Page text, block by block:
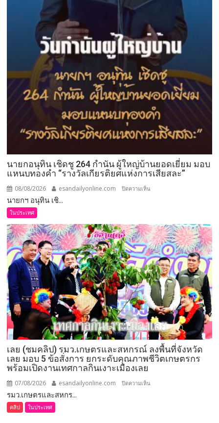
เรื่อง
ราว
อัต
ลักษณ์
สู่
เมือง
เกษตร
มูลค่า
แห่ง
นายกอนุทิน เชิดชู 264 กำนัน ผู้ใหญ่บ้านยอดเยี่ยม มอบ
แหนบทองคำ “รางวัลเกียรติยศแห่งการเสียสละ”
08/08/2026 esandailyonline.com ปิดความเห็น
264
กำนัน
ผู้ใหญ่
บ้าน
ยอด
เยี่ยม
มอบ
แหนบ
ทองคำ
“รางวัล
เกียรติยศ
แห่ง
การ
นายกฯ อนุทิน เชิ...
ในประเทศ
เลย (ชมคลิป) รมว.เกษตรและสหกรณ์ ลงพื้นที่จังหวัด
เลย มอบ 5 ข้อสั่งการ ยกระดับคุณภาพชีวิตเกษตรกร
พร้อมเปิดงานเทศกาลกินเงาะเมืองเลย
07/08/2026 esandailyonline.com ปิดความเห็น
รมว.เกษตรและสหกร...
คลิป ในประเทศ